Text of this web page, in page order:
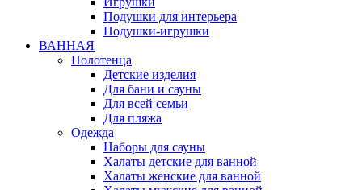
Подушки для интерьера
Подушки-игрушки
ВАННАЯ
Полотенца
Детские изделия
Для бани и сауны
Для всей семьи
Для пляжа
Одежда
Наборы для сауны
Халаты детские для ванной
Халаты женские для ванной